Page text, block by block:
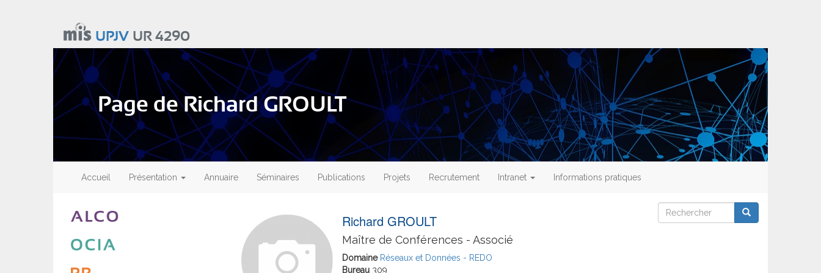
UPJVUR 4290
Page de Richard GROULT
Main
navigation
Accueil Présentation Annuaire Séminaires Publications Projets Recrutement Intranet Informations pratiques
Richard GROULT
Maître de Conférences - Associé
Domaine Réseaux et Données - REDO
Bureau 309
Rechercher
Rechercher Rechercher